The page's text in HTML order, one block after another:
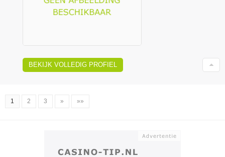
BEKIJK VOLLEDIG PROFIEL
1 2 3 » »»